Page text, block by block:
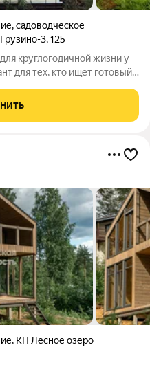
,садоводческое
3,125
круглогодичной жизни у
для тех, кто ищет готовый,
садоводстве! Это не просто
, КП Лесное озеро